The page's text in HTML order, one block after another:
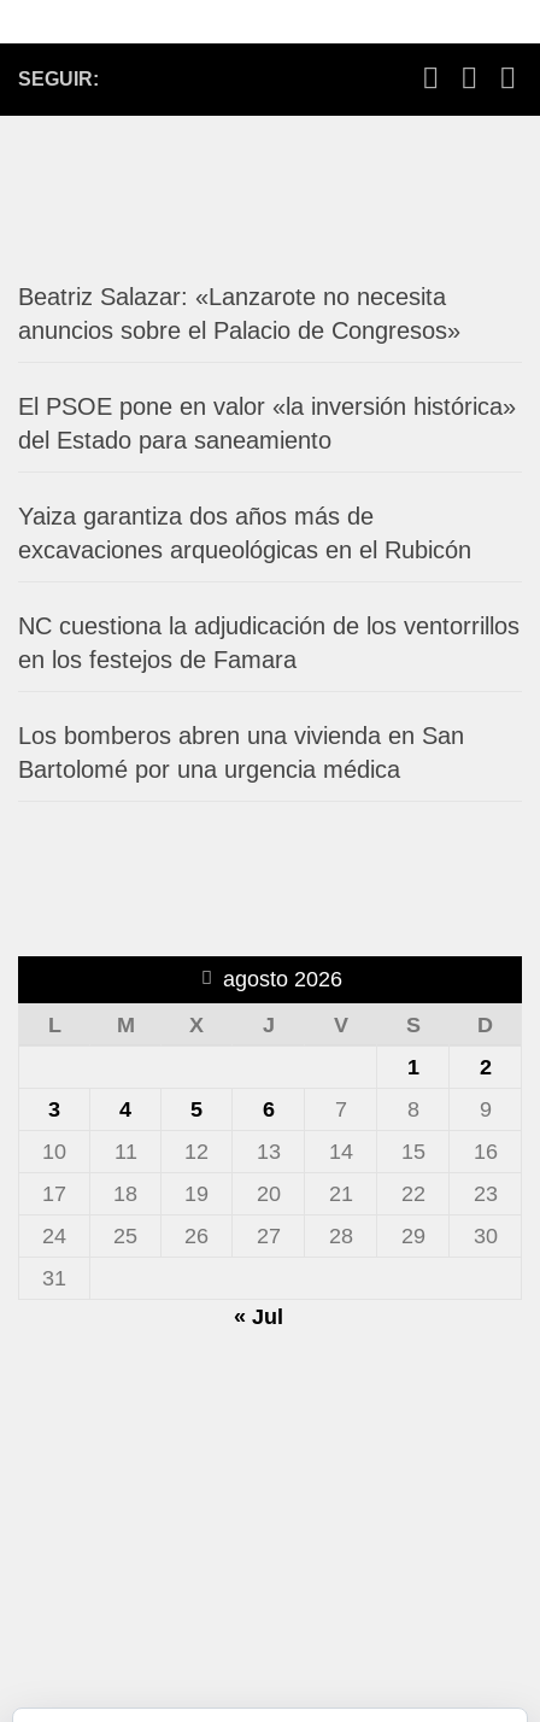
SEGUIR:
Beatriz Salazar: «Lanzarote no necesita
anuncios sobre el Palacio de Congresos»
El PSOE pone en valor «la inversión histórica»
del Estado para saneamiento
Yaiza garantiza dos años más de
excavaciones arqueológicas en el Rubicón
NC cuestiona la adjudicación de los ventorrillos
en los festejos de Famara
Los bomberos abren una vivienda en San
Bartolomé por una urgencia médica
agosto 2026
L
M X J V S
D
1
2
3
4 5 6 7 8
9
10
11 12 13 14 15
16
17
18 19 20 21 22
23
24
25 26 27 28 29
30
31
« Jul